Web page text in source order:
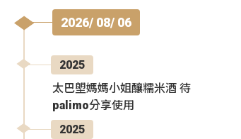
2026/ 08/ 06
2025
太巴塱媽媽小姐釀糯米酒 待
palimo分享使用
2025